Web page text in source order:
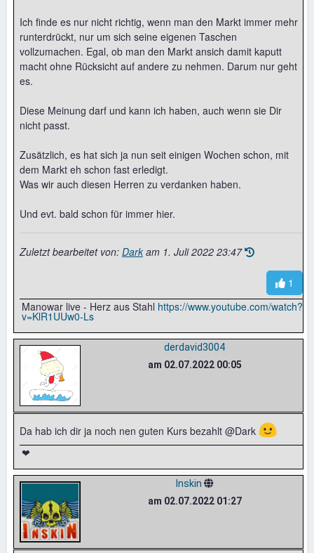
Ich finde es nur nicht richtig, wenn man den Markt immer mehr
runterdrückt, nur um sich seine eigenen Taschen
vollzumachen. Egal, ob man den Markt ansich damit kaputt
macht ohne Rücksicht auf andere zu nehmen. Darum nur geht
es.
Diese Meinung darf und kann ich haben, auch wenn sie Dir
nicht passt.
Zusätzlich, es hat sich ja nun seit einigen Wochen schon, mit
dem Markt eh schon fast erledigt.
Was wir auch diesen Herren zu verdanken haben.
Und evt. bald schon für immer hier.
Zuletzt bearbeitet von: Dark am 1. Juli 2022 23:47
1
Manowar live - Herz aus Stahl https://www.youtube.com/watch?
v=KlR1UUw0-Ls
derdavid3004
am 02.07.2022 00:05
Da hab ich dir ja noch nen guten Kurs bezahlt @Dark 🙂
❤
Inskin
am 02.07.2022 01:27